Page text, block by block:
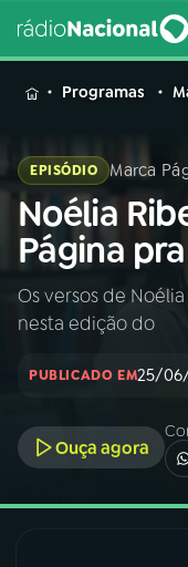
MENU
Buscar
na
Rádio
Nacional
Programas
EPISÓDIO Marca
Noélia
Página
Os versos de
nesta edição do
PUBLICADO EM25/06/
Ouça agora